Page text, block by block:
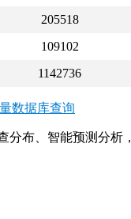
205518
109102
1142736
数据库查询
分布、智能预测分析，